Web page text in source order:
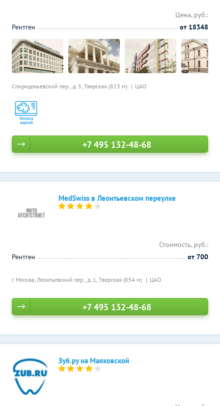
Спиридоньевский пер., д. 5, Тверская (823 м) ЦАО
Цена, руб.:
Рентген
от 18348
+7 495 132-48-68
MedSwiss в Леонтьевском переулке
г. Москва, Леонтьевский пер., д. 1, Тверская (854 м) ЦАО
Стоимость, руб.:
Рентген
от 700
+7 495 132-48-68
Зуб.ру на Маяковской